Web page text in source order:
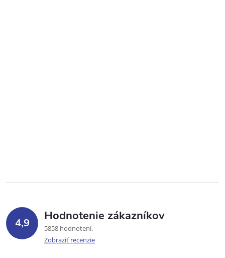
4,9 Hodnotenie zákazníkov
5858 hodnotení
Zobraziť recenzie